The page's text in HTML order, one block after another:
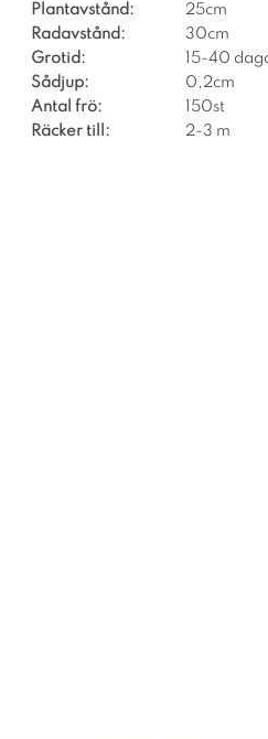
Plantavstånd:
25cm
Radavstånd:
30cm
Grotid:
15-40
Sådjup:
0,2cm
Antal frö:
150st
Räcker till:
2-3 m